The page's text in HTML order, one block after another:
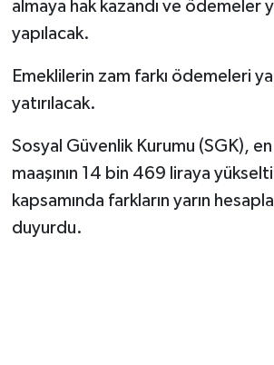
almaya hak kazandı ve ödemeler
yapılacak.
Emeklilerin zam farkı ödemeleri
yatırılacak.
Sosyal Güvenlik Kurumu (SGK),
maaşının 14 bin 469 liraya
kapsamında farkların yarın
duyurdu.